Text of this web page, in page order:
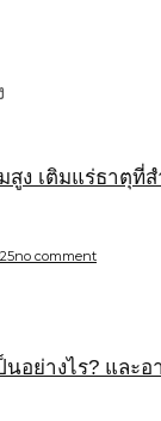
สูง เติมแร่ธาตุที่
no comment
นอย่างไร? และ